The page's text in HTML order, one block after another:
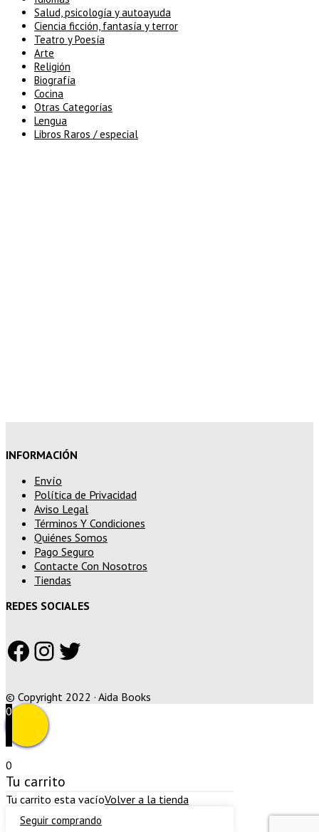
Salud, psicología y autoayuda
Ciencia ficción, fantasía y terror
Teatro y Poesía
Arte
Religión
Biografía
Cocina
Otras Categorías
Lengua
Libros Raros / especial
INFORMACIÓN
Envío
Política de Privacidad
Aviso Legal
Términos Y Condiciones
Quiénes Somos
Pago Seguro
Contacte Con Nosotros
Tiendas
REDES SOCIALES
Facebook
Instagram
Twitter
© Copyright 2022 · Aida Books
0
0
Tu carrito
Tu carrito esta vacíoVolver a la tienda
Seguir comprando